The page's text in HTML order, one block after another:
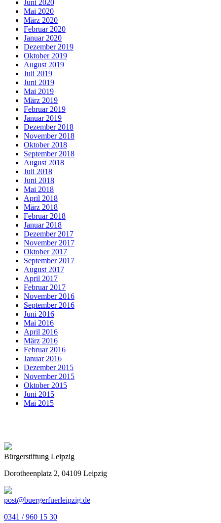
Juni 2020
Mai 2020
März 2020
Februar 2020
Januar 2020
Dezember 2019
Oktober 2019
August 2019
Juli 2019
Juni 2019
Mai 2019
März 2019
Februar 2019
Januar 2019
Dezember 2018
November 2018
Oktober 2018
September 2018
August 2018
Juli 2018
Juni 2018
Mai 2018
April 2018
März 2018
Februar 2018
Januar 2018
Dezember 2017
November 2017
Oktober 2017
September 2017
August 2017
April 2017
Februar 2017
November 2016
September 2016
Juni 2016
Mai 2016
April 2016
März 2016
Februar 2016
Januar 2016
Dezember 2015
November 2015
Oktober 2015
Juni 2015
Mai 2015
Bürgerstiftung Leipzig
Dorotheenplatz 2, 04109 Leipzig
post@buergerfuerleipzig.de
0341 / 960 15 30